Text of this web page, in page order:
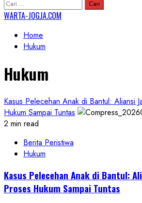
Cari
untuk:
WARTA-JOGJA.COM
Home
Hukum
Hukum
Kasus Pelecehan Anak di Bantul: Aliansi
Hukum Sampai Tuntas
2 min read
Berita Peristiwa
Hukum
Kasus Pelecehan Anak di Bantul:
Proses Hukum Sampai Tuntas